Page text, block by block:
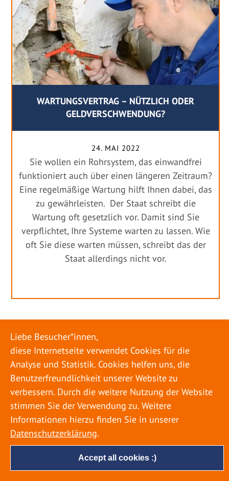
WARTUNGSVERTRAG – NÜTZLICH ODER
GELDVERSCHWENDUNG?
24. MAI 2022
Sie wollen ein Rohrsystem, das einwandfrei
funktioniert auch über einen längeren Zeitraum?
Eine regelmäßige Wartung hilft Ihnen dabei, das
zu gewährleisten. Der Staat schreibt die
Wartung oft gesetzlich vor. Damit sind Sie
verpflichtet, Ihre Systeme warten zu lassen. Wie
oft Sie diese warten müssen, schreibt das der
Staat allerdings nicht vor.
Accept all cookies :)
Liebe Besucher*innen,
diese Internetseite verwendet Cookies für die
Analyse und Statistik. Cookies helfen uns, die
Benutzerfreundlichkeit unserer Website zu
verbessern. Durch die weitere Nutzung der Website
stimmen Sie der Verwendung zu. Weitere
Informationen hierzu finden Sie in unserer
Datenschutzerklärung.